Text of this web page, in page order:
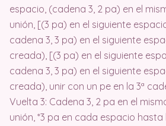
espacio, (cadena 3, 2 pa) en el
unión, [(3 pa) en el siguiente
cadena 3, 3 pa) en el siguiente
creada), [(3 pa) en el siguiente
cadena 3, 3 pa) en el siguiente
creada), unir con un pe en la 3ª
Vuelta 3: Cadena 3, 2 pa en el
unión, *3 pa en cada espacio